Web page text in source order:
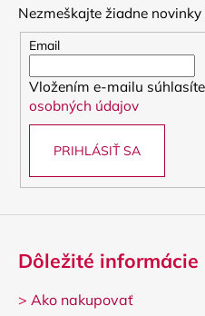
Nezmeškajte žiadne novinky
Email
Vložením e-mailu
osobných údajov
PRIHLÁSIŤ SA
Dôležité informácie
> Ako nakupovať